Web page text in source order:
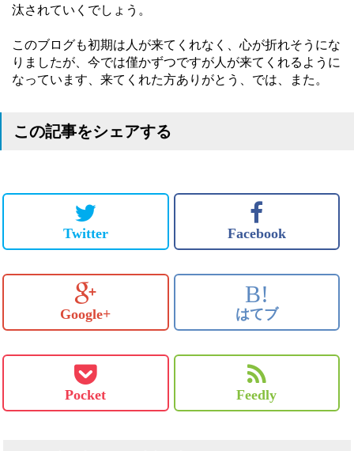
汰されていくでしょう。
このブログも初期は人が来てくれなく、心が折れそうにな
りましたが、今では僅かずつですが人が来てくれるように
なっています、来てくれた方ありがとう、では、また。
この記事をシェアする
Twitter Facebook
Google+
B!
はてブ
Pocket Feedly